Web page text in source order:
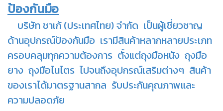
ป้องกันมือ
บริษัท ชาเก้ (ประเทศไทย) จำกัด เป็นผู้เชี่ยวชาญ
ด้านอุปกรณ์ป้องกันมือ เรามีสินค้าหลากหลายประเภท
ครอบคลุมทุกความต้องการ ตั้งแต่ถุงมือหนัง ถุงมือ
ยาง ถุงมือไนไตร ไปจนถึงอุปกรณ์เสริมต่างๆ สินค้า
ของเราได้มาตรฐานสากล รับประกันคุณภาพและ
ความปลอดภัย